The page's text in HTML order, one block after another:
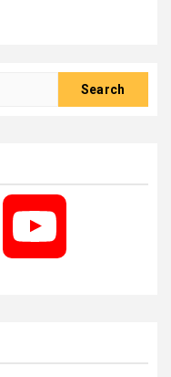
Twitter